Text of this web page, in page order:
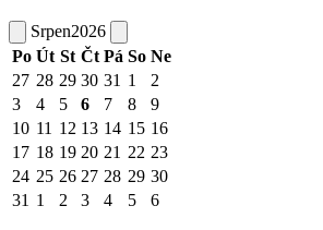
Srpen2026
Po Út St Čt Pá So Ne
27 28 29 30 31 1
2
3
4 5 6 7 8
9
10 11 12 13 14 15 16
17 18 19 20 21 22 23
24 25 26 27 28 29 30
31 1 2 3 4 5 6